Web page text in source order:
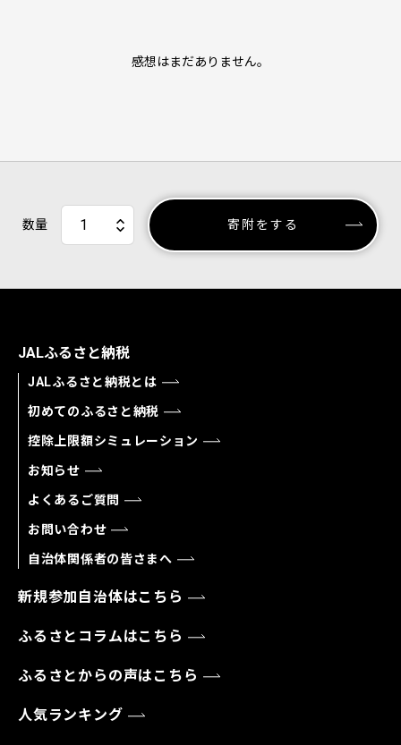
感想はまだありません。
数量 寄附をする
JALふるさと納税
JALふるさと納税とは
初めてのふるさと納税
控除上限額シミュレーション
お知らせ
よくあるご質問
お問い合わせ
自治体関係者の皆さまへ
新規参加自治体はこちら
ふるさとコラムはこちら
ふるさとからの声はこちら
人気ランキング